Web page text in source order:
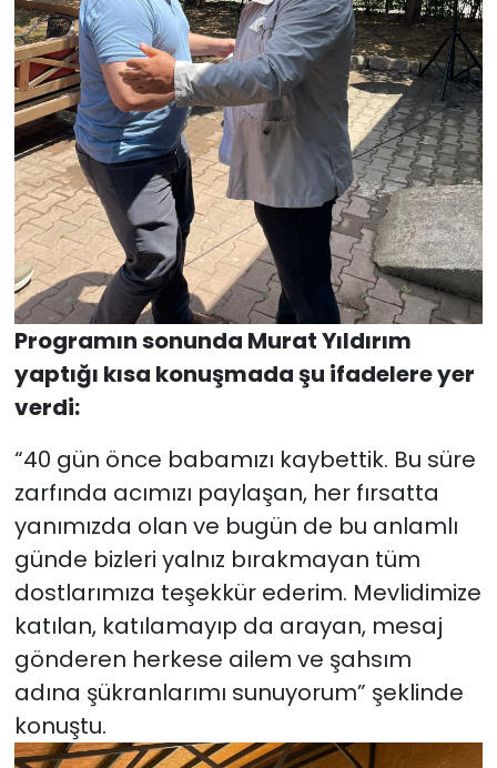
Programın sonunda Murat Yıldırım
yaptığı kısa konuşmada şu ifadelere yer
verdi:
“40 gün önce babamızı kaybettik. Bu süre
zarfında acımızı paylaşan, her fırsatta
yanımızda olan ve bugün de bu anlamlı
günde bizleri yalnız bırakmayan tüm
dostlarımıza teşekkür ederim. Mevlidimize
katılan, katılamayıp da arayan, mesaj
gönderen herkese ailem ve şahsım
adına şükranlarımı sunuyorum” şeklinde
konuştu.